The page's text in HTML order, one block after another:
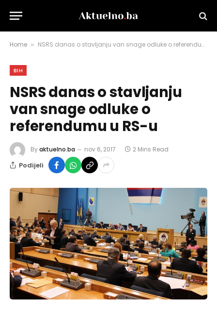
Home » NSRS danas o stavljanju van snage odluke o referendumu u RS-u
BIH
NSRS danas o stavljanju
van snage odluke o
referendumu u RS-u
Byaktuelno.ba nov 6, 2017 2 Mins Read
Podijeli